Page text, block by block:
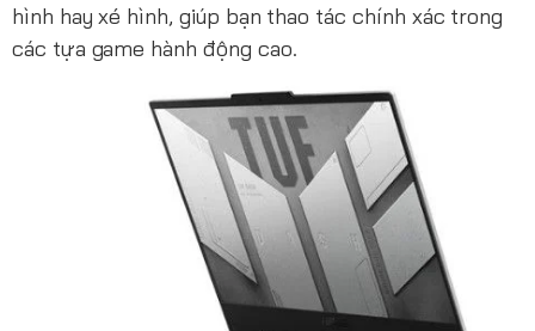
hình hay xé hình, giúp bạn thao tác chính xác trong
các tựa game hành động cao.